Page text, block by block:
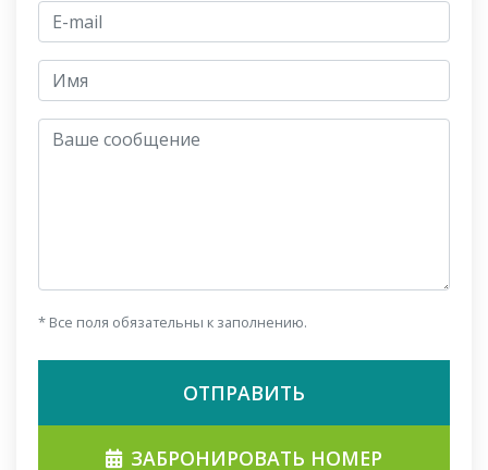
E-mail
jmeno
Ваше сообщение
* Все поля обязательны к заполнению.
ОТПРАВИТЬ
ЗАБРОНИРОВАТЬ НОМЕР